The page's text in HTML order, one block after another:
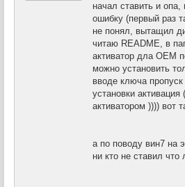
начал ставить и
ошибку (первый раз
не понял, вытащил
читаю README, в
активатор дла ОЕМ
можно установить
вводе ключа
установки активация
активатором )))) вот
а по поводу вин7 на
ни кто не ставил что